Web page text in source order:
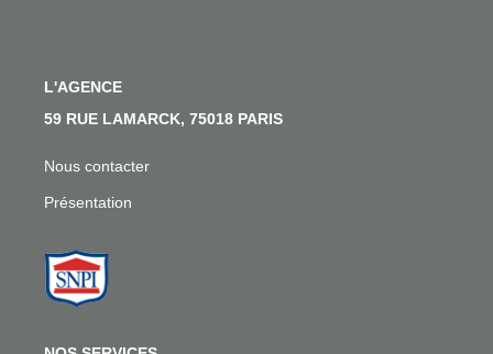
CONTACT
L'AGENCE
59 RUE LAMARCK, 75018 PARIS
Nous contacter
Présentation